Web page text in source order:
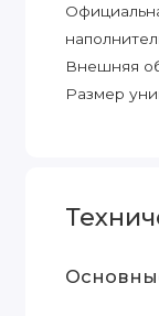
Внешняя
Размер